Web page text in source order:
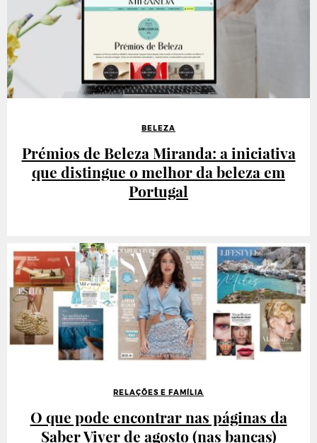
BELEZA
Prémios de Beleza Miranda: a iniciativa
que distingue o melhor da beleza em
Portugal
RELAÇÕES E FAMÍLIA
O que pode encontrar nas páginas da
Saber Viver de agosto (nas bancas)